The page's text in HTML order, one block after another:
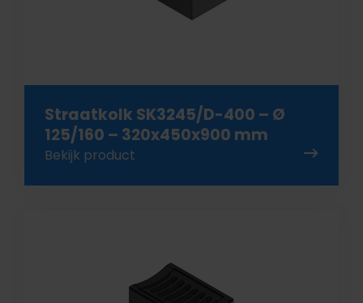
Straatkolk SK3245/D-400 – Ø
125/160 – 320x450x900 mm
Bekijk product